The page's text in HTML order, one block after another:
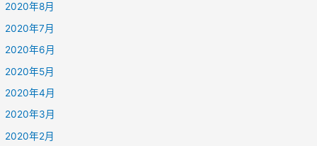
2020年8月
2020年7月
2020年6月
2020年5月
2020年4月
2020年3月
2020年2月